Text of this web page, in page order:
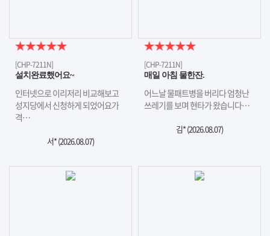
[CHP-7211N]
설치완료했어요~
인터넷으로 이리저리 비교해보고
성지당에서 신청하게 되었어요가
격…
서* (2026.08.07)
[CHP-7211N]
매일 아침 물한잔.
어느날 물패트병을 버리다 엄청난
쓰레기를 보며 현타가 왔습니다…
김* (2026.08.07)